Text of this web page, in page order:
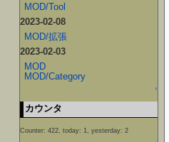
MOD/Tool
2023-02-08
MOD/拡張
2023-02-03
MOD
MOD/Category
↑
カウンタ
Counter: 422, today: 1, yesterday: 2